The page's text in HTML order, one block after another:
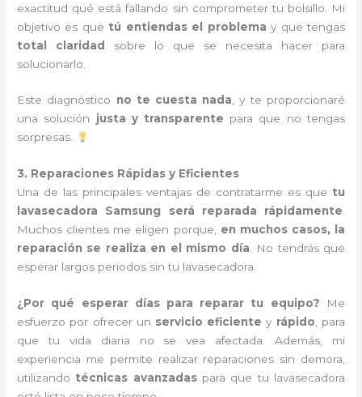
exactitud qué está fallando sin comprometer tu bolsillo. Mi
objetivo es que tú entiendas el problema y que tengas
total claridad sobre lo que se necesita hacer para
solucionarlo.
Este diagnóstico no te cuesta nada, y te proporcionaré
una solución justa y transparente para que no tengas
sorpresas.
3. Reparaciones Rápidas y Eficientes
Una de las principales ventajas de contratarme es que tu
lavasecadora Samsung será reparada rápidamente.
Muchos clientes me eligen porque, en muchos casos, la
reparación se realiza en el mismo día. No tendrás que
esperar largos periodos sin tu lavasecadora.
¿Por qué esperar días para reparar tu equipo? Me
esfuerzo por ofrecer un servicio eficiente y rápido , para
que tu vida diaria no se vea afectada. Además, mi
experiencia me permite realizar reparaciones sin demora,
utilizando técnicas avanzadaspara que tu lavasecadora